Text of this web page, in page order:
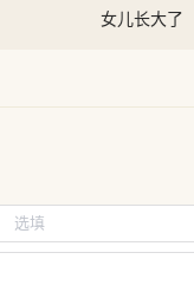
女儿长大了